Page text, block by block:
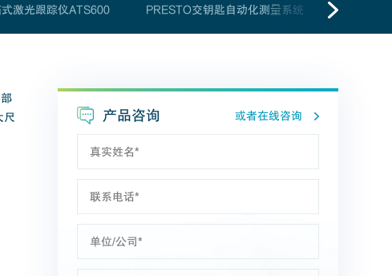
激光跟踪仪ATS600 PRESTO交钥匙自动化测量系统
尺
产品咨询 或者在线咨询